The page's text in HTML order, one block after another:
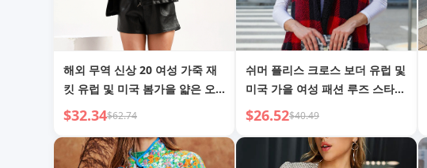
해외 무역 신상 20 여성 가죽 재
킷 유럽 및 미국 봄가을 얇은 오
토바이 재킷 유럽 사이즈 가죽 코
트 짧은 패셔너블한 여성 재킷
$32.34$62.74
쉬머 플리스 크로스 보더 유럽 및
미국 가을 여성 패션 루즈 스타일
후드 노버튼 가디건 체크 플리스
베스트 재킷 여성용
$26.52$40.49